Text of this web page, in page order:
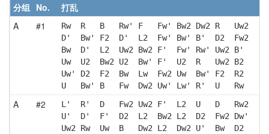
分组 No.
打乱
A
#1
Rw  R   B   Rw' F   Fw' Bw2 Dw2 R   Uw2
D'  Bw' F2  D'  L2  Fw' Bw' B'  D2  Fw2
Bw  D'  L2  Uw2 Bw2 F'  Fw' Rw' Uw2 B'
Uw  U2  Bw2 U2  Bw' F'  U2  R   Uw2 B2
Uw' D2  F2  Bw  Lw  Fw2 Uw  Bw' F2  R2
U   Bw' B   Fw  Dw2 Uw' Lw' R'  U   Rw
A #2
L'  R'  D   Fw2 Uw2 F'  L2  U   D   Rw2
U'  D'  F'  D2  L2  Bw2 L2  D2  Fw2 Dw'
Uw2 Rw  Uw  B   Dw2 L2  Dw2 U'  Bw  D2